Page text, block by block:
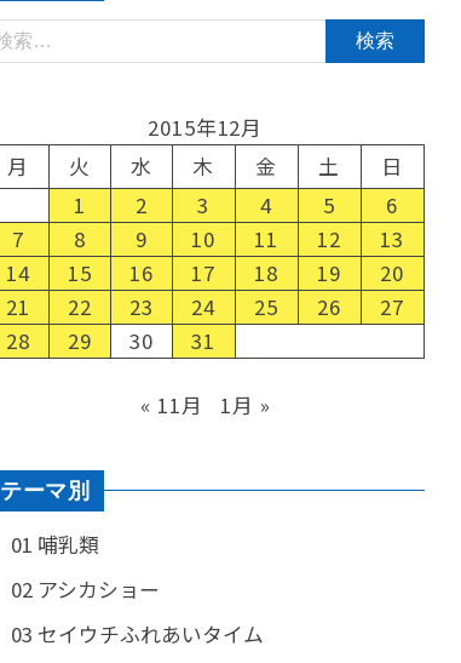
2015年12月
月
火 水 木 金 土
日
1
2 3 4 5
6
7
8 9 10 11 12
13
14
15 16 17 18 19
20
21
22 23 24 25 26
27
28
29 30 31
« 11月 1月 »
テーマ別
01 哺乳類
02 アシカショー
03 セイウチふれあいタイム